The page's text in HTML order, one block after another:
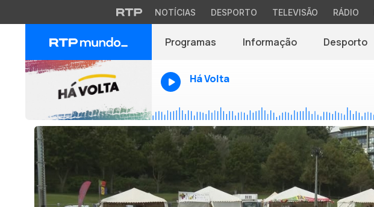
NOTÍCIAS DESPORTO TELEVISÃO RÁDIO
Programas Informação Desporto
Há Volta